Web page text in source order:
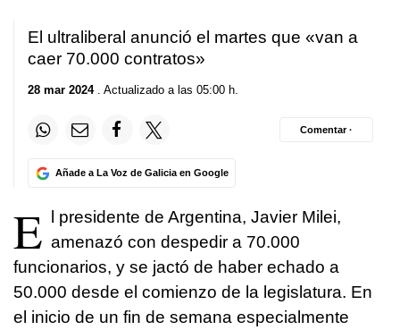
El ultraliberal anunció el martes que «van a
caer 70.000 contratos»
28 mar 2024. Actualizado a las 05:00 h.
Añade a La Voz de Galicia en Google
Comentar ·
E
l presidente de Argentina, Javier Milei,
amenazó con despedir a 70.000
funcionarios, y se jactó de haber echado a
50.000 desde el comienzo de la legislatura. En
el inicio de un fin de semana especialmente